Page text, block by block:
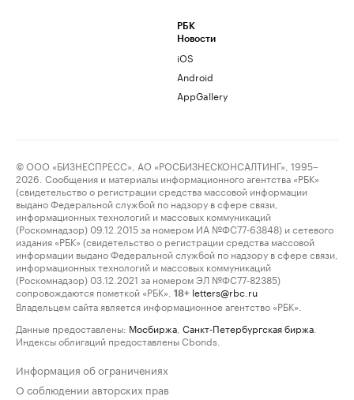
РБК
Новости
iOS
Android
AppGallery
© ООО «БИЗНЕСПРЕСС», АО «РОСБИЗНЕСКОНСАЛТИНГ», 1995–
2026. Сообщения и материалы информационного агентства «РБК»
(свидетельство о регистрации средства массовой информации
выдано Федеральной службой по надзору в сфере связи,
информационных технологий и массовых коммуникаций
(Роскомнадзор) 09.12.2015 за номером ИА №ФС77-63848) и сетевого
издания «РБК» (свидетельство о регистрации средства массовой
информации выдано Федеральной службой по надзору в сфере связи,
информационных технологий и массовых коммуникаций
(Роскомнадзор) 03.12.2021 за номером ЭЛ №ФС77-82385)
сопровождаются пометкой «РБК».
18+ letters@rbc.ru
Владельцем сайта является информационное агентство «РБК».
Данные предоставлены: Мосбиржа Санкт-Петербургская биржа
Индексы облигаций предоставлены Cbonds.
Информация об ограничениях
О соблюдении авторских прав